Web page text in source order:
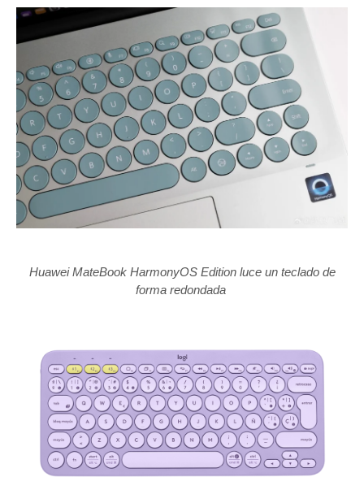
Huawei MateBook HarmonyOS Edition luce un teclado de
forma redondada